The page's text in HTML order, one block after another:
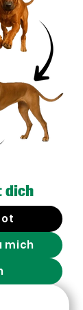
dich
mich